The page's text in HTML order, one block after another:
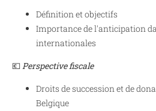
Définition et objectifs
Importance de l'anticipation
internationales
💶Perspective fiscale
Droits de succession et de
Belgique